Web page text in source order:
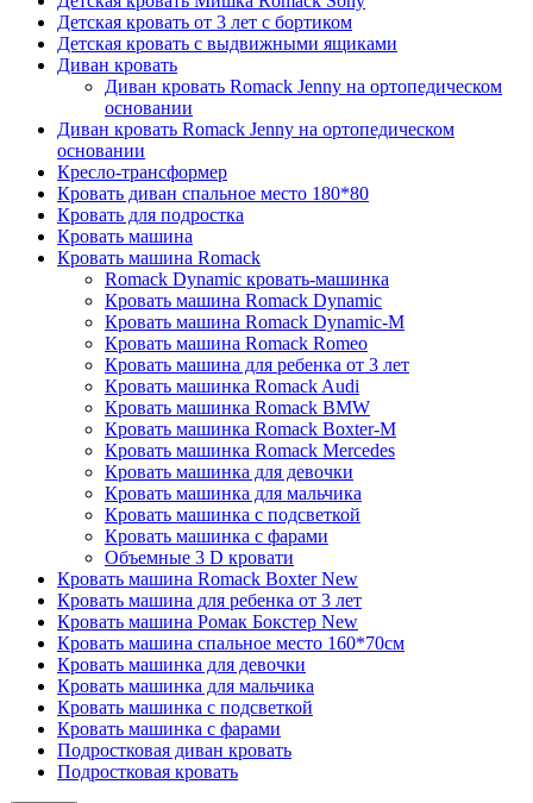
Детская кровать от 3 лет с бортиком
Детская кровать с выдвижными ящиками
Диван кровать
Диван кровать Romack Jenny на ортопедическом
основании
Диван кровать Romack Jenny на ортопедическом
основании
Кресло-трансформер
Кровать диван спальное место 180*80
Кровать для подростка
Кровать машина
Кровать машина Romack
Romack Dynamic кровать-машинка
Кровать машина Romack Dynamic
Кровать машина Romack Dynamic-M
Кровать машина Romack Romeo
Кровать машина для ребенка от 3 лет
Кровать машинка Romack Audi
Кровать машинка Romack BMW
Кровать машинка Romack Boxter-M
Кровать машинка Romack Mercedes
Кровать машинка для девочки
Кровать машинка для мальчика
Кровать машинка с подсветкой
Кровать машинка с фарами
Объемные 3 D кровати
Кровать машина Romack Boxter New
Кровать машина для ребенка от 3 лет
Кровать машина Ромак Бокстер New
Кровать машина спальное место 160*70см
Кровать машинка для девочки
Кровать машинка для мальчика
Кровать машинка с подсветкой
Кровать машинка с фарами
Подростковая диван кровать
Подростковая кровать